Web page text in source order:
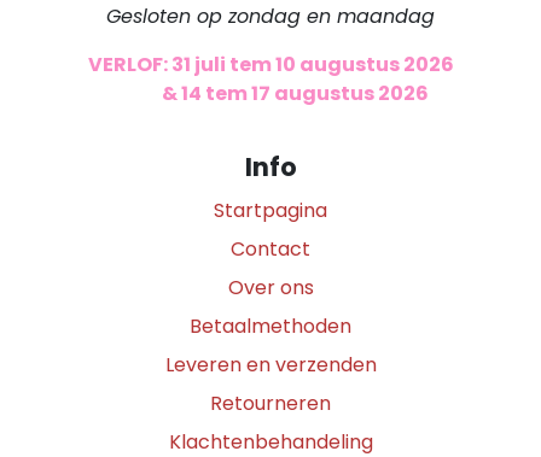
Gesloten op zondag en maandag
VERLOF: 31 juli tem 10 augustus 2026
& 14 tem 17 augustus 2026
Info
Startpagina
Contact
Over ons
Betaalmethoden
Leveren en verzenden
Retourneren
Klachtenbehandeling